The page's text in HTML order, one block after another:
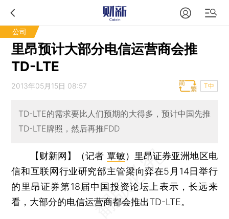
公司
里昂预计大部分电信运营商会推
TD-LTE
2013年05月15日 08:57 T中
TD-LTE的需求要比人们预期的大得多，预计中国先推
TD-LTE牌照，然后再推FDD
【财新网】（记者 覃敏）
里昂证券亚洲地区电
信和互联网行业研究部主管梁向弈在5月14日举行
的里昂证券第18届中国投资论坛上表示，长远来
看，大部分的电信运营商都会推出TD-LTE。